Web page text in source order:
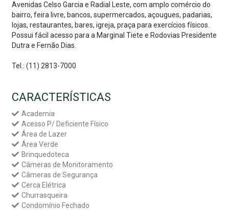
Avenidas Celso Garcia e Radial Leste, com amplo comércio do
bairro, feira livre, bancos, supermercados, açougues, padarias,
lojas, restaurantes, bares, igreja, praça para exercícios físicos.
Possui fácil acesso para a Marginal Tiete e Rodovias Presidente
Dutra e Fernão Dias.
Tel.: (11) 2813-7000
CARACTERÍSTICAS
Academia
Acesso P/ Deficiente Físico
Área de Lazer
Área Verde
Brinquedoteca
Câmeras de Monitoramento
Câmeras de Segurança
Cerca Elétrica
Churrasqueira
Condomínio Fechado